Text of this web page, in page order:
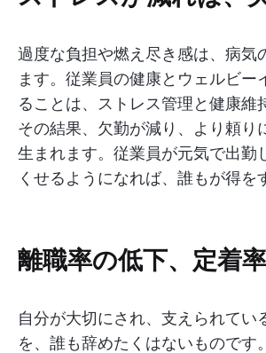
過度な負担や燃え尽き感は、病気
ます。従業員の健康とウェルビー
ることは、ストレス管理と健康維
その結果、欠勤が減り、より頼り
生まれます。従業員が元気で出勤
くせるようになれば、誰もが得を
離職率の低下、定着
自分が大切にされ、支えられてい
を、誰も辞めたくはないものです